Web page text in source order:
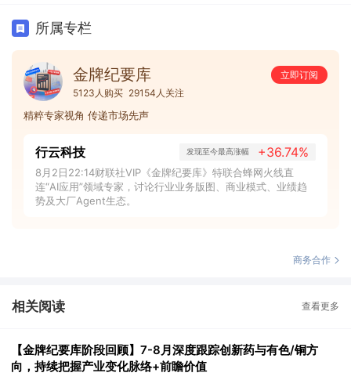
所属专栏
金牌纪要库
立即订阅
5123人购买 29154人关注
精粹专家视角 传递市场先声
行云科技 发现至今最高涨幅 +36.74%
8月2日22:14财联社VIP《金牌纪要库》特联合蜂网火线直
连“AI应用”领域专家，讨论行业业务版图、商业模式、业绩趋
势及大厂Agent生态。
商务合作
相关阅读 查看更多
【金牌纪要库阶段回顾】7-8月深度跟踪创新药与有色/铜方
向，持续把握产业变化脉络+前瞻价值